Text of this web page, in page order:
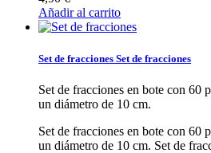
Añadir al carrito
Set de fracciones Set de fracciones
Set de fracciones en bote con 60
un diámetro de 10 cm.
Set de fracciones en bote con 60
un diámetro de 10 cm. Set de